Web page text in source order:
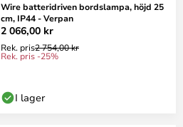
Wire batteridriven bordslampa, höjd 25
cm, IP44 - Verpan
2 066,00 kr
Rek. pris2 754,00 kr
Rek. pris -25%
I lager